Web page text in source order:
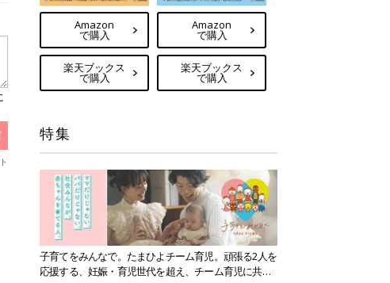
Amazon
で購入
楽天ブックス
で購入
Amazon
で購入
楽天ブックス
で購入
特集
子育てをみんなで。たまひよチーム育児。頑張る2人を
応援する、妊娠・育児世代を超え、チーム育児に共感